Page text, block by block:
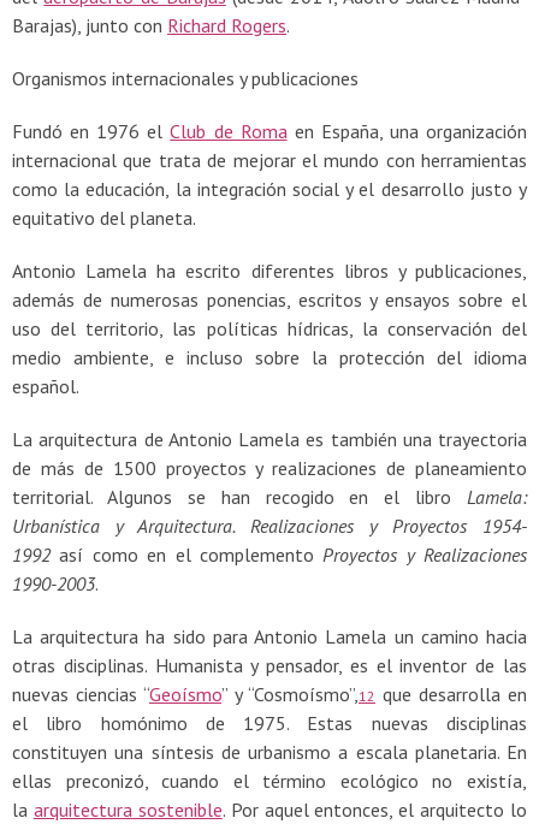
Barajas), junto con Richard Rogers.
Organismos internacionales y publicaciones
Fundó en 1976 elClub de Roma en España, una organización
internacional que trata de mejorar el mundo con herramientas
como la educación, la integración social y el desarrollo justo y
equitativo del planeta.
Antonio Lamela ha escrito diferentes libros y publicaciones,
además de numerosas ponencias, escritos y ensayos sobre el
uso del territorio, las políticas hídricas, la conservación del
medio ambiente, e incluso sobre la protección del idioma
español.
La arquitectura de Antonio Lamela es también una trayectoria
de más de 1500 proyectos y realizaciones de planeamiento
territorial. Algunos se han recogido en el libro Lamela:
Urbanística y Arquitectura. Realizaciones y Proyectos 1954-
1992así como en el complemento Proyectos y Realizaciones
1990-2003.
La arquitectura ha sido para Antonio Lamela un camino hacia
otras disciplinas. Humanista y pensador, es el inventor de las
nuevas ciencias “Geoísmo” y “Cosmoísmo”, 12 ​ que desarrolla en
el libro homónimo de 1975. Estas nuevas disciplinas
constituyen una síntesis de urbanismo a escala planetaria. En
ellas preconizó, cuando el término ecológico no existía,
la arquitectura sostenible. Por aquel entonces, el arquitecto lo